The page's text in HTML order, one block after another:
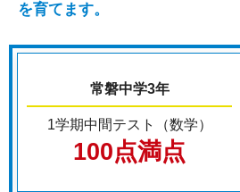
を育てます。
常磐中学3年
1学期中間テスト（数学）
100点満点